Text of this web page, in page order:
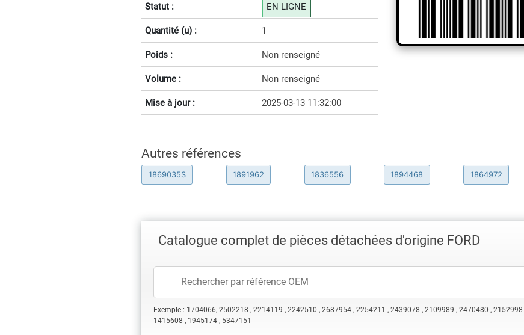
Statut : EN LIGNE
Quantité (u) : 1
Poids : Non renseigné
Volume : Non renseigné
Mise à jour : 2025-03-13 11:32:00
Autres références
1869035S 1891962 1836556 1894468 1864972
Catalogue complet de pièces détachées d'origine FORD
Exemple : 1704066,2502218 ,2214119 ,2242510 ,2687954 ,2254211 ,2439078 ,2109989 ,2470480 ,2152998
1415608 , 1945174 , 5347151